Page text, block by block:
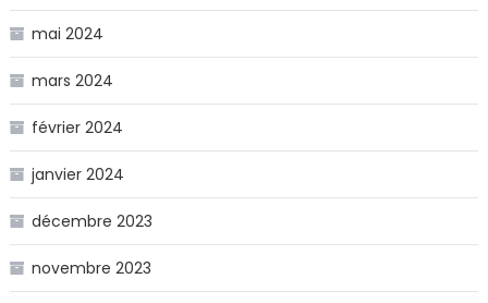
mai 2024
mars 2024
février 2024
janvier 2024
décembre 2023
novembre 2023